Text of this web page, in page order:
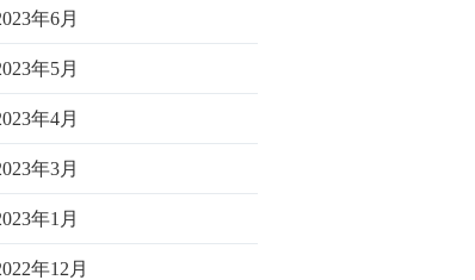
年6月
年5月
年4月
年3月
年1月
年12月